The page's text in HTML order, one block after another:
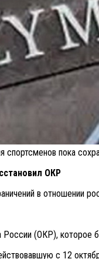
пока
ОКР
в отношении
(ОКР), которое
с 12